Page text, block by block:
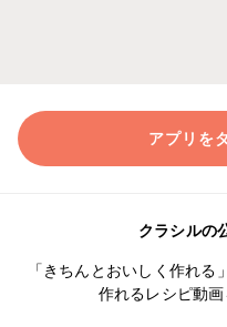
アプリを
クラシルの
「きちんとおいしく作れる
作れるレシピ動画